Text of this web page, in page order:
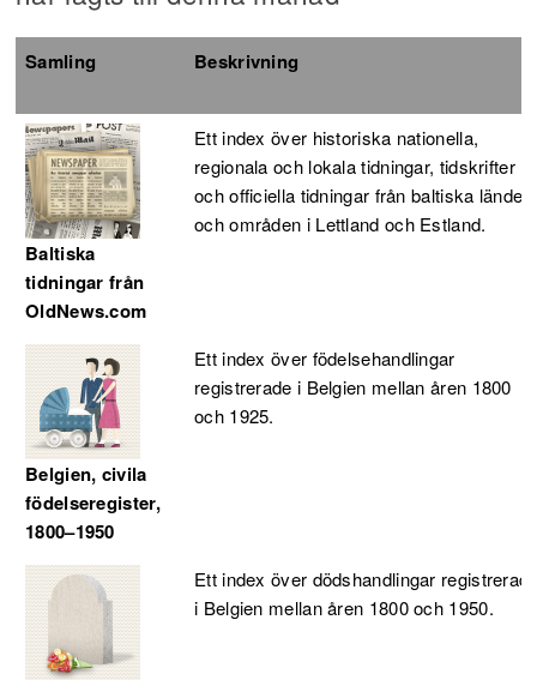
Samling Beskrivning
Baltiska
tidningar från
OldNews.com
Ett index över historiska nationella,
regionala och lokala tidningar, tidskrifter
och officiella tidningar från baltiska länder
och områden i Lettland och Estland.
Belgien, civila
födelseregister,
1800–1950
Ett index över födelsehandlingar
registrerade i Belgien mellan åren 1800
och 1925.
Ett index över dödshandlingar
i Belgien mellan åren 1800 och 1950.